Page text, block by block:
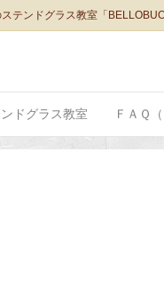
テンドグラス教室「
ドグラス教室 ＦＡＱ